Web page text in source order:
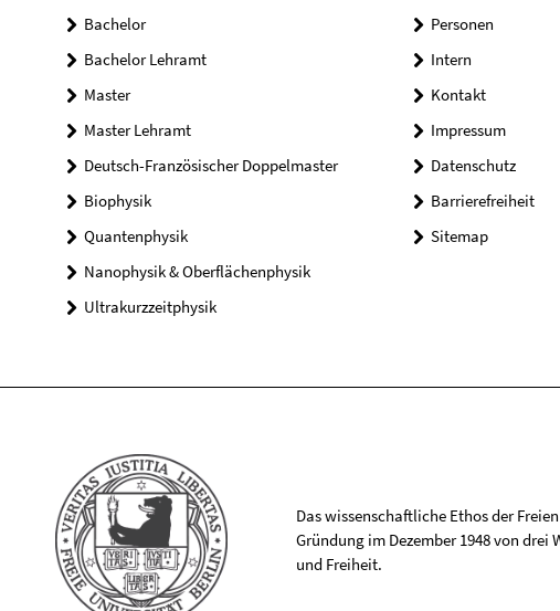
Bachelor
Bachelor Lehramt
Master
Master Lehramt
Deutsch-Französischer Doppelmaster
Biophysik
Quantenphysik
Nanophysik & Oberflächenphysik
Ultrakurzzeitphysik
Personen
Intern
Kontakt
Impressum
Datenschutz
Barrierefreiheit
Sitemap
Das wissenschaftliche Ethos der
Gründung im Dezember 1948 von
und Freiheit.